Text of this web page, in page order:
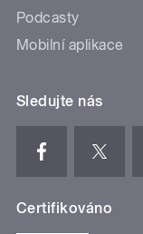
Podcasty
Mobilní aplikace
Sledujte nás
Certifikováno